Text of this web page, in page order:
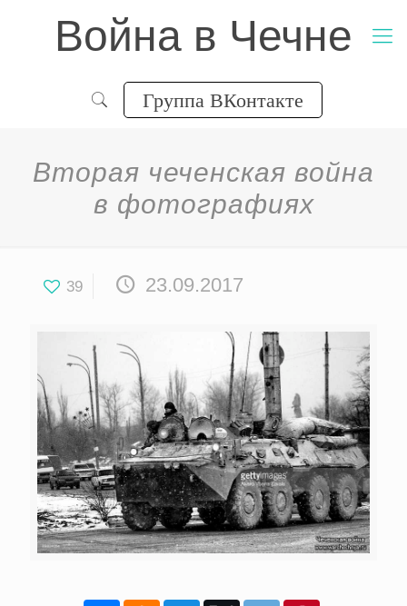
Война в Чечне
Группа ВКонтакте
Вторая чеченская война
в фотографиях
39 23.09.2017